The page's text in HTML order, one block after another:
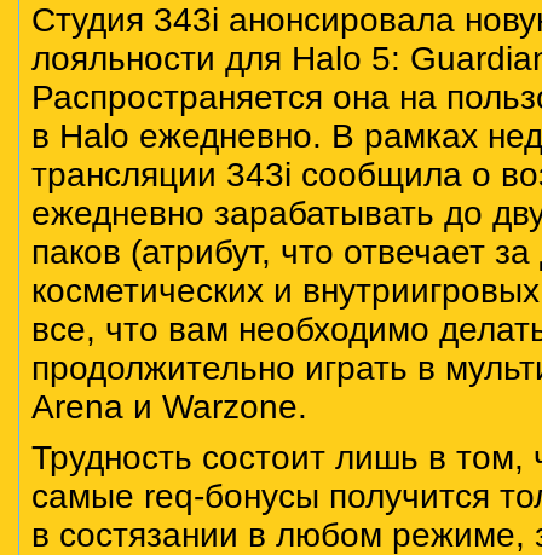
Студия 343i анонсировала
лояльности для Halo 5:
Распространяется она на
в Halo ежедневно. В рамках
трансляции 343i сообщила о
ежедневно зарабатывать до
паков (атрибут, что отвечает
косметических и
все, что вам необходимо
продолжительно играть в
Arena и Warzone.
Трудность состоит лишь в том,
самые req-бонусы получится
в состязании в любом режиме,